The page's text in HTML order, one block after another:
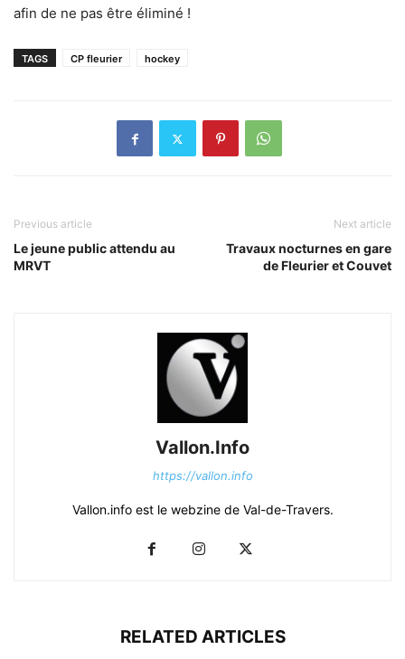
afin de ne pas être éliminé !
TAGS CP fleurier hockey
Previous article
Le jeune public attendu au
MRVT
Next article
Travaux nocturnes en gare
de Fleurier et Couvet
Vallon.Info
https://vallon.info
Vallon.info est le webzine de Val-de-Travers.
RELATED ARTICLES